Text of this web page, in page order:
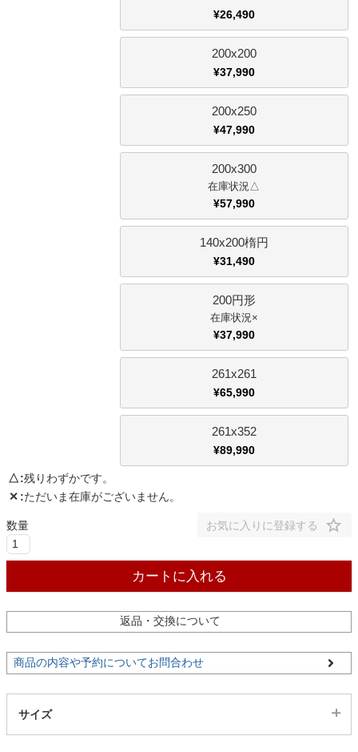
¥26,490
200x200
¥37,990
200x250
¥47,990
200x300
△
¥57,990
140x200楕円
¥31,490
200円形
×
¥37,990
261x261
¥65,990
261x352
¥89,990
△ 残りわずかです。
✕ ただいま在庫がございません。
お気に入りに登録する
カートに入れる
返品・交換について
商品の内容や予約についてお問合わせ
サイズ